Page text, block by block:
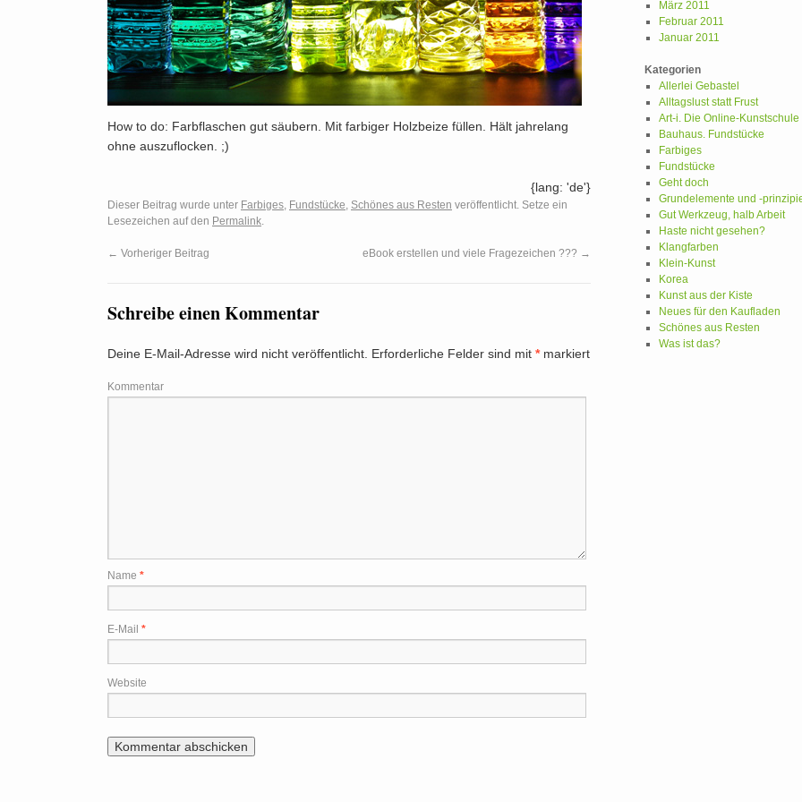
How to do: Farbflaschen gut säubern. Mit farbiger Holzbeize füllen. Hält jahrelang
ohne auszuflocken. ;)
{lang: 'de'}
Dieser Beitrag wurde unter Farbiges, Fundstücke, Schönes aus Resten veröffentlicht. Setze ein
Lesezeichen auf den Permalink.
← Vorheriger Beitrag eBook erstellen und viele Fragezeichen ??? →
Schreibe einen Kommentar
Deine E-Mail-Adresse wird nicht veröffentlicht. Erforderliche Felder sind mit *markiert
Kommentar
Name *
E-Mail *
Website
März 2011
Februar 2011
Januar 2011
Kategorien
Allerlei Gebastel
Alltagslust statt Frust
Art-i. Die Online-Kunstschule
Bauhaus. Fundstücke
Farbiges
Fundstücke
Geht doch
Grundelemente und -
Gut Werkzeug, halb Arbeit
Haste nicht gesehen?
Klangfarben
Klein-Kunst
Korea
Kunst aus der Kiste
Neues für den Kaufladen
Schönes aus Resten
Was ist das?